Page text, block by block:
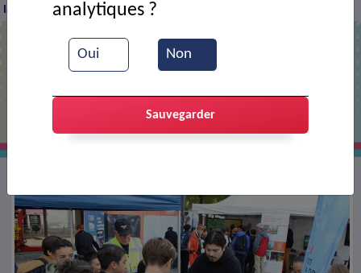
la découverte des métiers du transport
À la découverte des métiers du
transport
Oui Non
analytiques ?
Sauvegarder